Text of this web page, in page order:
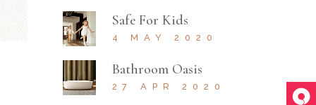
Safe For Kids
4 MAY 2020
Bathroom Oasis
27 APR 2020